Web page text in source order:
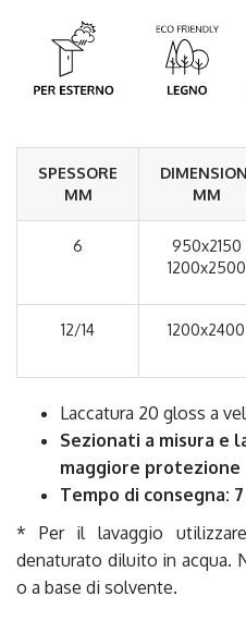
SPESSORE
MM
MM
6
950x2150
1200x2500
12/14 1200x2400
Laccatura 20 gloss a
Sezionati a misura e
maggiore protezione
Tempo di consegna:
* Per il lavaggio
denaturato diluito in acqua.
o a base di solvente.